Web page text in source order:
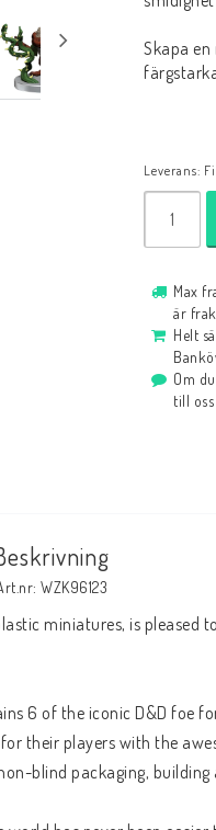
Skapa
Leverans:
Max
är
Helt
Om
till
WZK96123
miniatures, is pleased
6 of the iconic D&D foe
their players with the
blind packaging, building